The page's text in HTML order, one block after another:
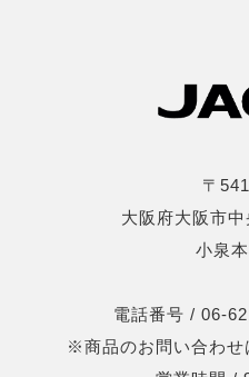
〒
大阪府大阪市
小泉
電話番号 / 06-
※商品のお問い合わ